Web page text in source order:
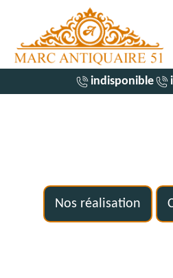
indisponible
Nos réalisation